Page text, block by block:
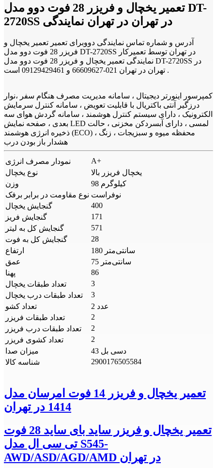
تعمیر یخچال و فریزر 28 فوت دوو مدل DT-
2720SS در تهران در تهران نمایندگی
آدرس و شماره تماس نمایندگی دووبرای تعمیر تعمیر یخچال و
فریزر 28 فوت دوو مدل DT-2720SS در تهران توسط تعمیرکار
نمایندگی تعمیر یخچال و فریزر 28 فوت دوو مدل DT-2720SS در
تهران در تهران 021-66609627 و 09129429461 است .
کمپرسور اینورتر دیجیتال ، سامانه مدیریت مصرف هنگام سفر ،نوار
درزگیر آنتی باکتریال با قابلیت تعویض ، سامانه کنترل سرمایش
الکترونیک ، دارای سیستم کنترل هوشمند ، سامانه گردش هوای سه
بعدی ، صفحه نمایش LED لمسی ، دارای آبسردکن مخزنی ، حالت
ذخیره انرژی هوشمند (ECO) ، محفظه ميوه و سبزيجات ، زنگ
هشدار باز بودن درب
نمودار مصرف انرژی
A+
نوع یخچال
یخچال فریزر بالا
وزن
98 کیلوگرم
نوع مقاومت در برابر برفک نوفراست
گنجایش یخچال
400
گنجایش فریز
171
گنجایش کل به لیتر
571
گنجایش کل به فوت
28
ارتفاع
180 سانتی‌متر
عمق
75 سانتی‌متر
پهنا
86
تعداد طبقات یخچال
3
تعداد طبقات درب یخچال
3
تعداد کشو
2 عدد
تعداد طبقات فریزر
2
تعداد طبقات درب فریزر
2
تعداد کشوی فریزر
2
میزان صدا
43 دسی بل
شناسه کالا
2900176505584
تعمیر یخچال و فریزر 14 فوت امرسان مدل
1414 در تهران
تعمیر یخچال و فریزر ساید بای ساید 28 فوت
تی سی ال مدل S545-
AWD/ASD/AGD/AMD در تهران